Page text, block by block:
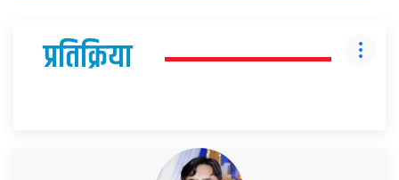
प्रतिक्रिया